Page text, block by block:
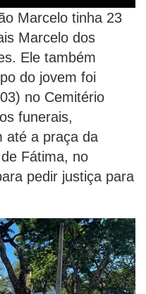
Marcelo tinha 23
Marcelo dos
Ele também
do jovem foi
no Cemitério
funerais,
até a praça da
Fátima, no
pedir justiça para